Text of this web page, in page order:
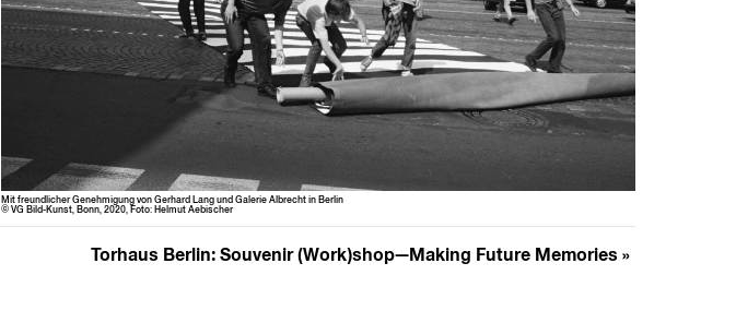
Mit fre­undlich­er Genehmi­gung von Ger­hard Lang und Galerie Albrecht in Berlin
© VG Bild-Kun­st, Bonn, 2020, Foto: Hel­mut Aebischer
Torhaus Berlin: Souvenir (Work)shop—Making Future Memories »